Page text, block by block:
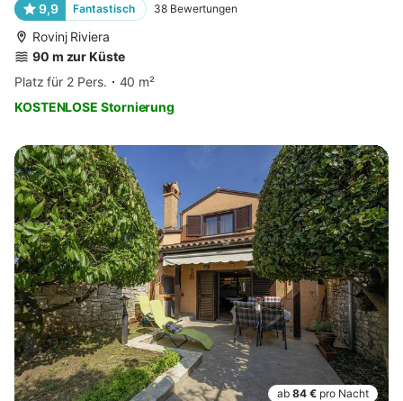
9,9 Fantastisch 38 Bewertungen
Rovinj Riviera
90 m zur Küste
Platz für 2 Pers.
40 m²
KOSTENLOSE Stornierung
ab 84 € pro Nacht